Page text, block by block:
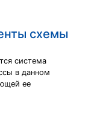
схемы
система
в данном
ее